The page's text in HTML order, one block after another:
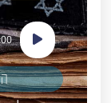
נגן
אודיו